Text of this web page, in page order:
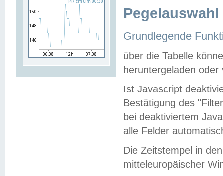
Grundlegende
über die Tabelle
heruntergeladen oder
Ist Javascript
Bestätigung des
bei deaktiviertem
alle Felder
Die Zeitstempel in
mitteleuropäischer